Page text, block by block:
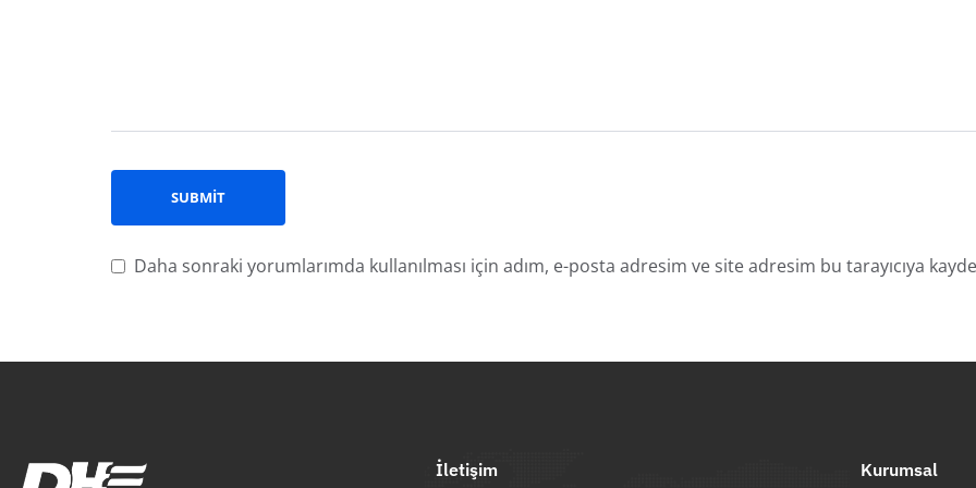
Daha sonraki yorumlarımda kullanılması için adım, e-posta adresim ve site adresim bu tarayıcıya
İletişim Kurumsal